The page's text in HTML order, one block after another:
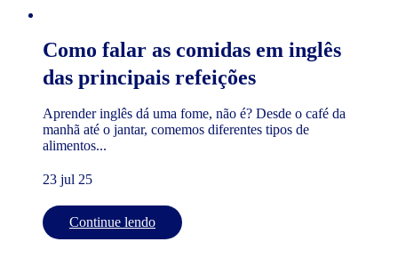
Como falar as comidas em inglês
das principais refeições
Aprender inglês dá uma fome, não é? Desde o café da
manhã até o jantar, comemos diferentes tipos de
alimentos...
23 jul 25
Continue lendo